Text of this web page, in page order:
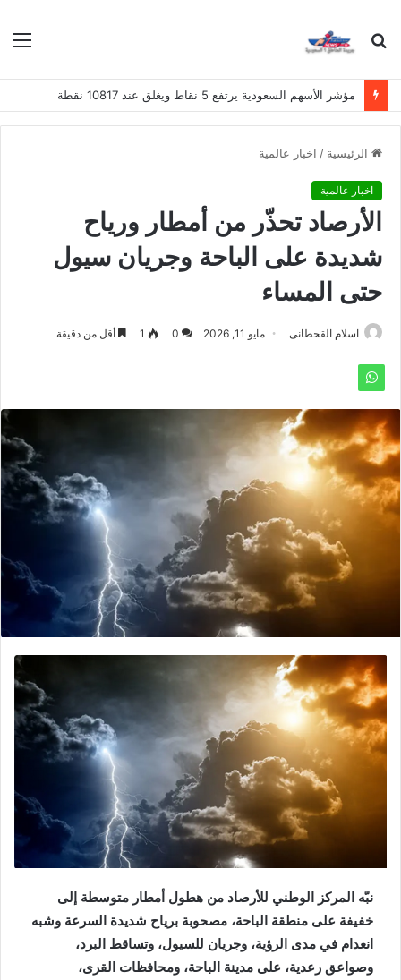
بحث
مؤشر الأسهم السعودية يرتفع 5 نقاط ويغلق عند 10817 نقطة
الرئيسية / اخبار عالمية
اخبار عالمية
الأرصاد تحذّر من أمطار ورياح
شديدة على الباحة وجريان سيول
حتى المساء
اسلام القحطانى مايو 11, 2026 0
1 أقل من دقيقة
نبّه المركز الوطني للأرصاد من هطول أمطار متوسطة إلى
خفيفة على منطقة الباحة، مصحوبة برياح شديدة السرعة وشبه
انعدام في مدى الرؤية، وجريان للسيول، وتساقط البرد،
وصواعق رعدية، على مدينة الباحة، ومحافظات القرى،